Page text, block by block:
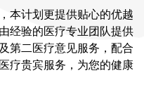
本计划更提供贴心的优越
经验的医疗专业团队提供
第二医疗意见服务，配合
疗贵宾服务，为您的健康